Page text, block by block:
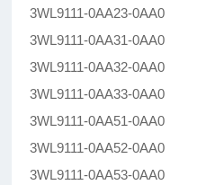
3WL9111-0AA23-0AA0
3WL9111-0AA31-0AA0
3WL9111-0AA32-0AA0
3WL9111-0AA33-0AA0
3WL9111-0AA51-0AA0
3WL9111-0AA52-0AA0
3WL9111-0AA53-0AA0